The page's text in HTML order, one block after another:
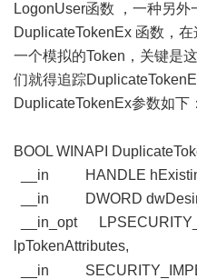
LogonUser函数 ，一种另外
DuplicateTokenEx 函数，
一个模拟的Token，关键是
们就得追踪
DuplicateTokenEx参数如下：
BOOL WINAPI
__in HANDLE
__in DWORD
__in_opt
lpTokenAttributes,
__in